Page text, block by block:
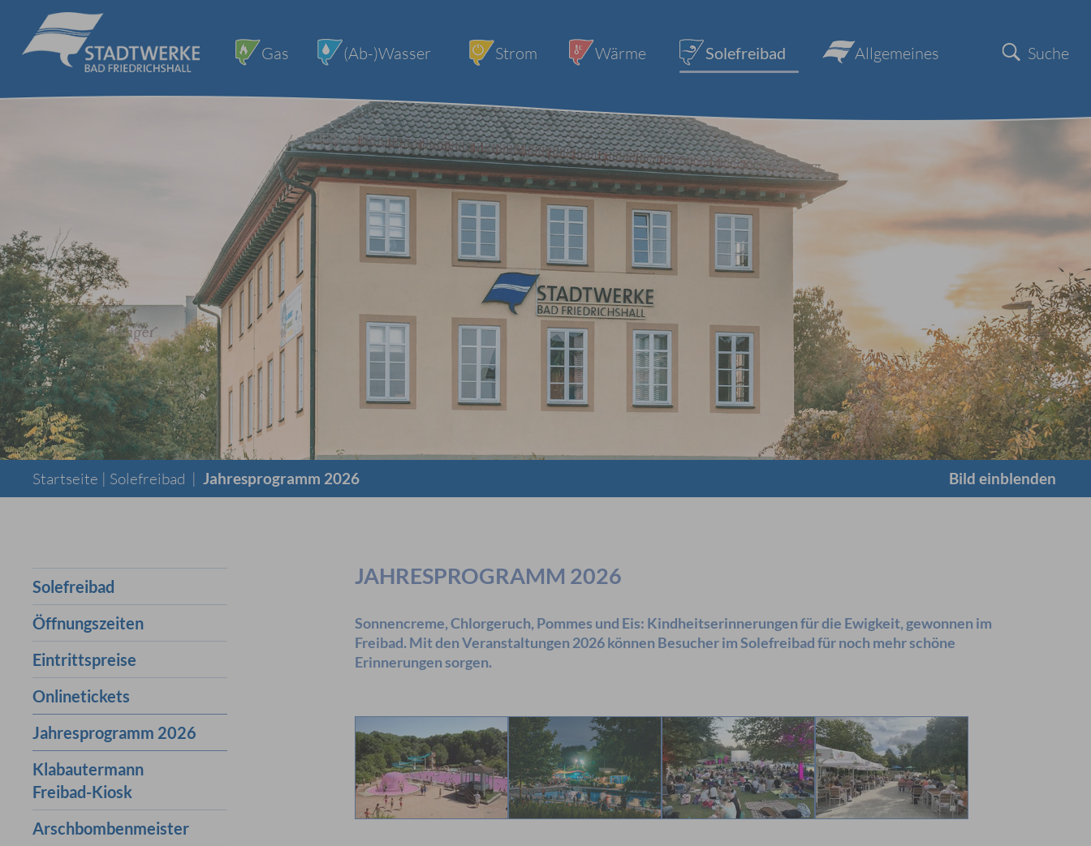
Suche
Gas (Ab-)Wasser Strom Wärme Solefreibad Allgemeines
Startseite | Solefreibad |Jahresprogramm 2026 Bild einblenden
Solefreibad
Öffnungszeiten
Eintrittspreise
Onlinetickets
Jahresprogramm 2026
Klabautermann
Freibad-Kiosk
Arschbombenmeister
JAHRESPROGRAMM 2026
Sonnencreme, Chlorgeruch, Pommes und Eis: Kindheitserinnerungen für die Ewigkeit, gewonnen im
Freibad. Mit den Veranstaltungen 2026 können Besucher im Solefreibad für noch mehr schöne
Erinnerungen sorgen.